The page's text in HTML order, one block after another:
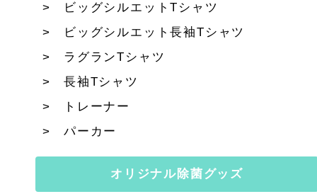
ビッグシルエットTシャツ
ビッグシルエット長袖Tシャツ
ラグランTシャツ
長袖Tシャツ
トレーナー
パーカー
オリジナル除菌グッズ